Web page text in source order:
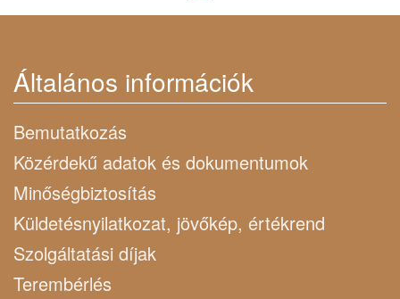
Általános információk
Bemutatkozás
Közérdekű adatok és dokumentumok
Minőségbiztosítás
Küldetésnyilatkozat, jövőkép, értékrend
Szolgáltatási díjak
Terembérlés